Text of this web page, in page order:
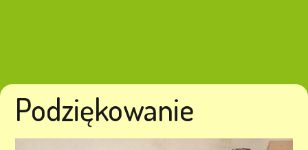
Podziękowanie